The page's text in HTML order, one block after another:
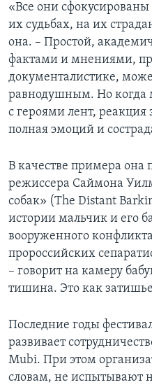
«Все они
их судьбах, на их
она. – Простой,
фактами и мнениями,
документалистике,
равнодушным. Но когда
с героями лент, реакция
полная эмоций и
В качестве примера она
режиссера Саймона
собак» (The Distant
истории мальчик и его
вооруженного
пророссийских
– говорит на камеру
тишина. Это как
Последние годы
развивает
Mubi. При этом
словам, не испытывают